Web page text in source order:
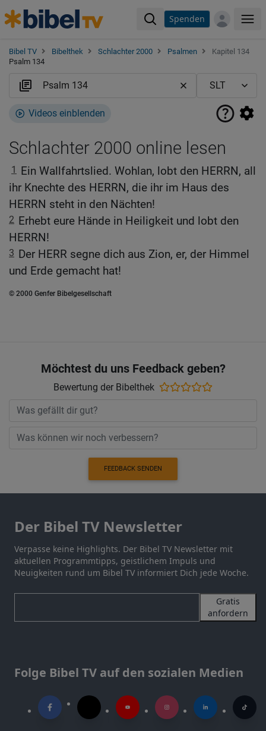
Spenden
Bibel TV Bibelthek Schlachter 2000 Psalmen
Kapitel 134
Psalm 134
Videos einblenden
Schlachter 2000 online lesen
1 Ein Wallfahrtslied. Wohlan, lobt den HERRN, all
ihr Knechte des HERRN, die ihr im Haus des
HERRN steht in den Nächten!
2 Erhebt eure Hände in Heiligkeit und lobt den
HERRN!
3 Der HERR segne dich aus Zion, er, der Himmel
und Erde gemacht hat!
© 2000 Genfer Bibelgesellschaft
Möchtest du uns Feedback geben?
Bewertung der Bibelthek
FEEDBACK SENDEN
Der Bibel TV Newsletter
Verpasse keine Highlights. Der Bibel TV Newsletter mit
aktuellen Programmtipps, geistlichem Impuls und
Neuigkeiten rund um Bibel TV informiert Dich jede Woche.
Gratis
anfordern
Folge Bibel TV auf den sozialen Medien